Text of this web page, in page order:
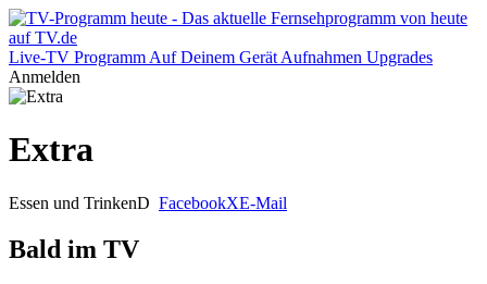
Live-TV Programm Auf Deinem Gerät Aufnahmen Upgrades
Anmelden
Extra
Essen und TrinkenD FacebookXE-Mail
Bald im TV